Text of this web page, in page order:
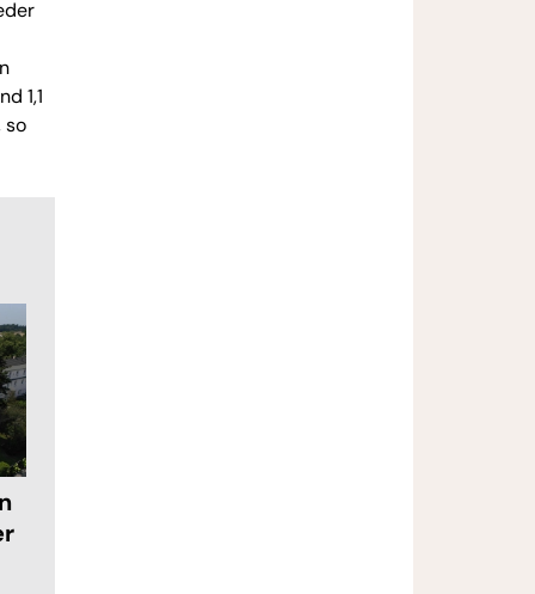
1,1
so